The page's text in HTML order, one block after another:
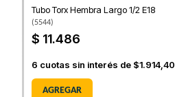
Tubo Torx Hembra Largo 1/2 E18
(5544)
$ 11.486
6 cuotas sin interés de $1.914,40
AGREGAR